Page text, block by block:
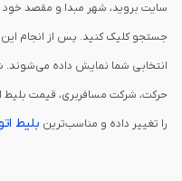
سایت بروید، شهر مبدا و مقصد خود
جستجو کلیک کنید. پس از انجام
انتخابی شما نمایش داده می‌شوند.
حرکت، شرکت مسافربری، قیمت
را تغییر داده و مناسب‌ترین بلیط